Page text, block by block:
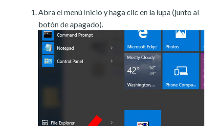
Abra el menú Inicio y haga clic en la lupa (junto al
botón de apagado).